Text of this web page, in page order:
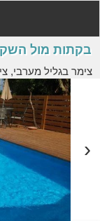
בקתות מול
צימר בגליל מערבי,